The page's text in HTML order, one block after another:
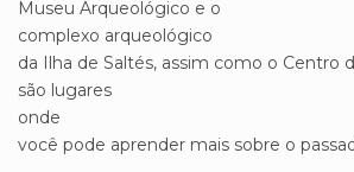
Museu Arqueológico e o
complexo arqueológico
da Ilha de Saltés, assim como o Centro
são lugares
onde
você pode aprender mais sobre o